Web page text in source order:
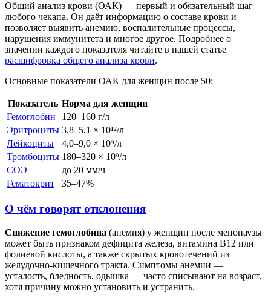
Общий анализ крови (ОАК) — первый и обязательный шаг
любого чекапа. Он даёт информацию о составе крови и
позволяет выявить анемию, воспалительные процессы,
нарушения иммунитета и многое другое. Подробнее о
значении каждого показателя читайте в нашей статье
расшифровка общего анализа крови.
Основные показатели ОАК для женщин после 50:
Показатель Норма для женщин
Гемоглобин
120–160 г/л
Эритроциты 3,8–5,1 × 10¹²/л
Лейкоциты
4,0–9,0 × 10⁹/л
Тромбоциты 180–320 × 10⁹/л
СОЭ
до 20 мм/ч
Гематокрит
35–47%
О чём говорят отклонения
Снижение гемоглобина (анемия) у женщин после менопаузы
может быть признаком дефицита железа, витамина В12 или
фолиевой кислоты, а также скрытых кровотечений из
желудочно-кишечного тракта. Симптомы анемии —
усталость, бледность, одышка — часто списывают на возраст,
хотя причину можно установить и устранить.